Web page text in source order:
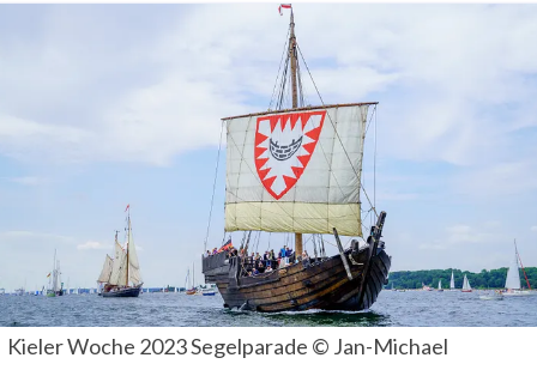
Kieler Woche 2023 Segelparade © Jan-Michael